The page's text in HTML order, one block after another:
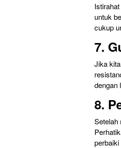
untuk
cukup
7.
Jika
dengan
8.
Setelah